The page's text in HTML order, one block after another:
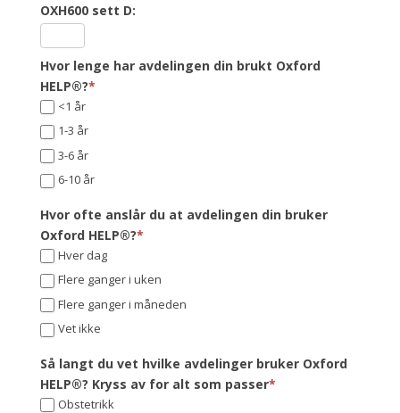
OXH600 sett D:
Hvor lenge har avdelingen din brukt Oxford
HELP®?*
<1 år
1-3 år
3-6 år
6-10 år
Hvor ofte anslår du at avdelingen din bruker
Oxford HELP®?*
Hver dag
Flere ganger i uken
Flere ganger i måneden
Vet ikke
Så langt du vet hvilke avdelinger bruker Oxford
HELP®? Kryss av for alt som passer*
Obstetrikk